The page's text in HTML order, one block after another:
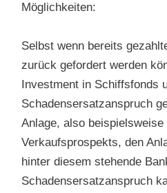
Möglichkeiten:
Selbst wenn bereits
zurück gefordert werden
Investment in Schiffsfonds
Schadensersatzanspruch
Anlage, also
Verkaufsprospekts, den
hinter diesem stehende
Schadensersatzanspruch